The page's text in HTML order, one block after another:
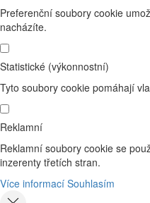
Preferenční soubory cookie
nacházíte.
Statistické (výkonnostní)
Tyto soubory cookie pomáhají
Reklamní
Reklamní soubory cookie se
inzerenty třetích stran.
Více informací Souhlasím